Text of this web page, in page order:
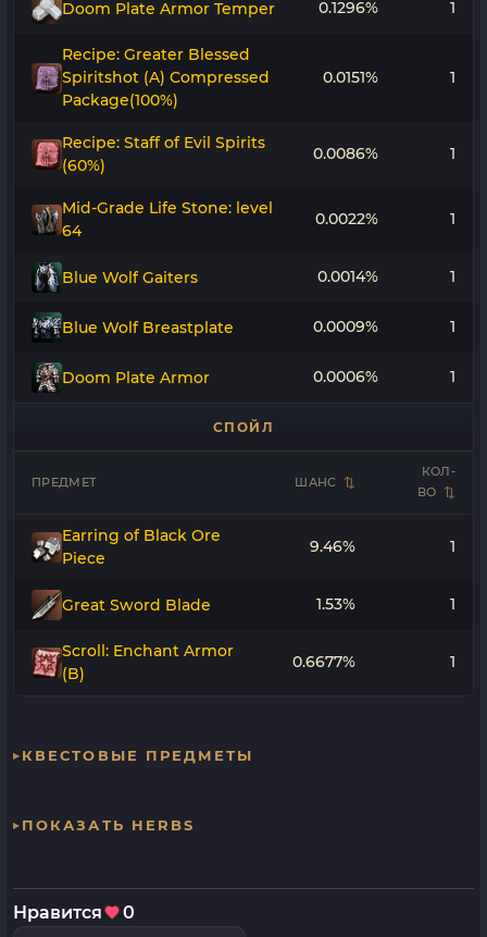
Doom Plate Armor Temper 0.1296% 1
Recipe: Greater Blessed
Spiritshot (A) Compressed
Package(100%)
0.0151% 1
Recipe: Staff of Evil Spirits
(60%)
0.0086% 1
Mid-Grade Life Stone: level
64
0.0022% 1
Blue Wolf Gaiters 0.0014% 1
Blue Wolf Breastplate 0.0009% 1
Doom Plate Armor 0.0006% 1
СПОЙЛ
ПРЕДМЕТ ШАНС
КОЛ-
ВО
Earring of Black Ore
Piece
9.46% 1
Great Sword Blade 1.53% 1
Scroll: Enchant Armor
(B)
0.6677% 1
КВЕСТОВЫЕ ПРЕДМЕТЫ
ПОКАЗАТЬ HERBS
Нравится 0